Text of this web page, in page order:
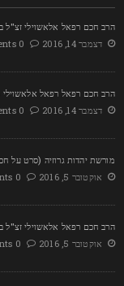
חכם רפאל אלאשוילי זצ"ל
דצמבר 14, 2016
0 Comments
חכם רפאל רפאל אלאשוילי
דצמבר 14, 2016
0 Comments
יהדות גרוזיה (סרט על חכם
אוקטובר 5, 2016
0 Comments
חכם רפאל אלאשוילי זצ"ל
אוקטובר 5, 2016
0 Comments